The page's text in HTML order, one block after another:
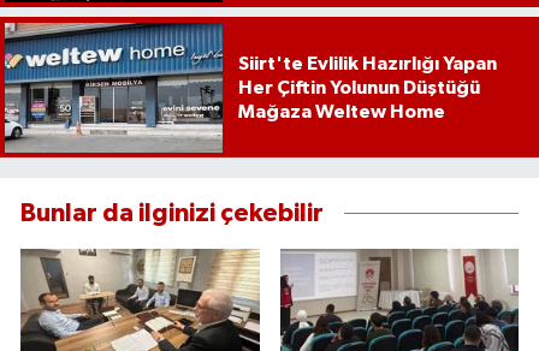
Siirt'te Evlilik Hazırlığı Yapan
Her Çiftin Yolunun Düştüğü
Mağaza Weltew Home
Bunlar da ilginizi çekebilir